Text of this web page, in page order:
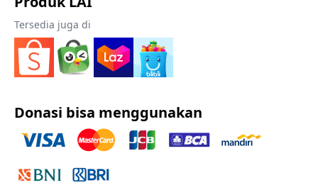
Tersedia juga di
Donasi bisa menggunakan